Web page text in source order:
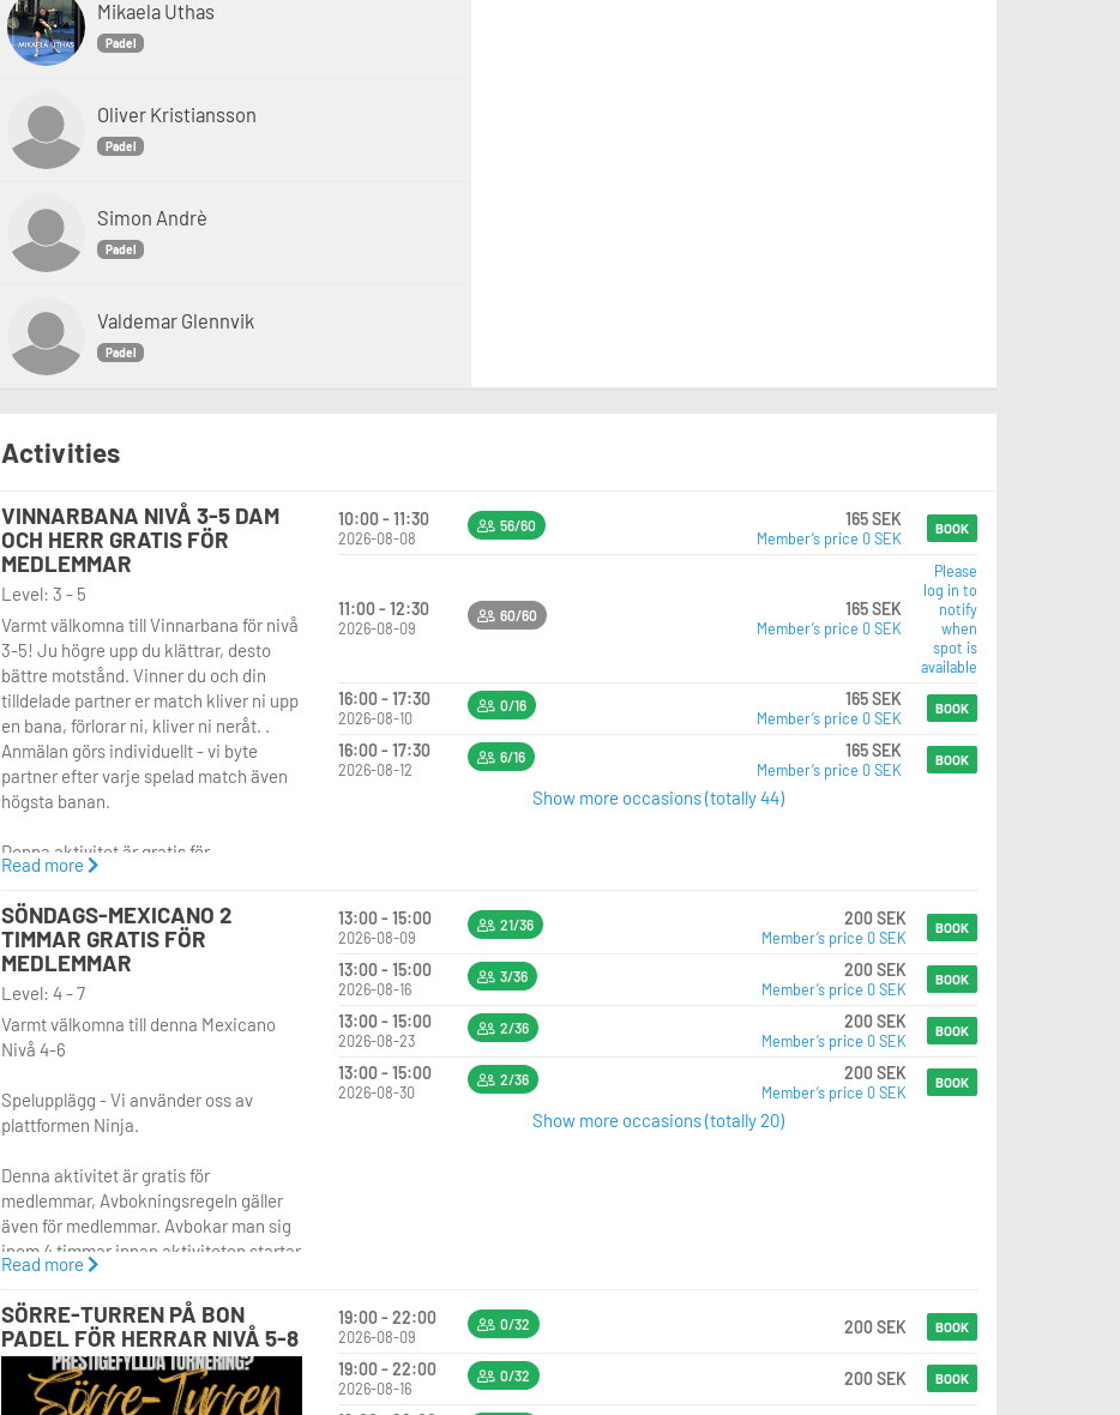
Mikaela Uthas
Padel
Oliver Kristiansson
Padel
Simon Andrè
Padel
Valdemar Glennvik
Padel
Activities
VINNARBANA NIVÅ 3-5 DAM
OCH HERR GRATIS FÖR
MEDLEMMAR
Level: 3 - 5
Varmt välkomna till Vinnarbana för nivå
3-5! Ju högre upp du klättrar, desto
bättre motstånd. Vinner du och din
tilldelade partner er match kliver ni upp
en bana, förlorar ni, kliver ni neråt. .
Anmälan görs individuellt - vi byte
partner efter varje spelad match även
högsta banan.
Denna aktivitet är gratis för
medlemmar, Avbokningsregeln gäller
även för medlemmar. Avbokar man sig
inom 4 timmar innan aktiviteten startar
blir man debiterad fullt pris.
Varmt välkomna!
Read more
10:00 - 11:30
2026-08-08
56/60 165 SEK
Member’s price 0 SEK
BOOK
11:00 - 12:30
2026-08-09
60/60 165 SEK
Member’s price 0 SEK
Please
log in to
notify
when
spot is
available
16:00 - 17:30
2026-08-10
0/16 165 SEK
Member’s price 0 SEK
BOOK
16:00 - 17:30
2026-08-12
6/16 165 SEK
Member’s price 0 SEK
BOOK
Show more occasions (totally 44)
SÖNDAGS-MEXICANO 2
TIMMAR GRATIS FÖR
MEDLEMMAR
Level: 4 - 7
Varmt välkomna till denna Mexicano
Nivå 4-6
Spelupplägg - Vi använder oss av
plattformen Ninja.
Denna aktivitet är gratis för
medlemmar, Avbokningsregeln gäller
även för medlemmar. Avbokar man sig
inom 4 timmar innan aktiviteten startar
blir man debiterad fullt pris.
Read more
13:00 - 15:00
2026-08-09
21/36 200 SEK
Member’s price 0 SEK
BOOK
13:00 - 15:00
2026-08-16
3/36 200 SEK
Member’s price 0 SEK
BOOK
13:00 - 15:00
2026-08-23
2/36 200 SEK
Member’s price 0 SEK
BOOK
13:00 - 15:00
2026-08-30
2/36 200 SEK
Member’s price 0 SEK
BOOK
Show more occasions (totally 20)
SÖRRE-TURREN PÅ BON
PADEL FÖR HERRAR NIVÅ 5-8
19:00 - 22:00
2026-08-09
0/32 200 SEK BOOK
19:00 - 22:00
2026-08-16
0/32 200 SEK BOOK